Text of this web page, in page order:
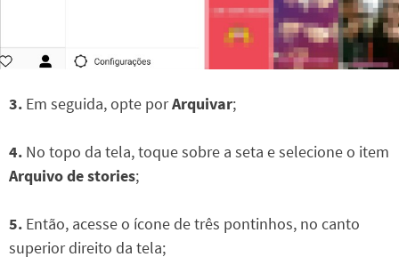
3. Em seguida, opte porArquivar;
4. No topo da tela, toque sobre a seta e selecione o item
Arquivo de stories;
5. Então, acesse o ícone de três pontinhos, no canto
superior direito da tela;